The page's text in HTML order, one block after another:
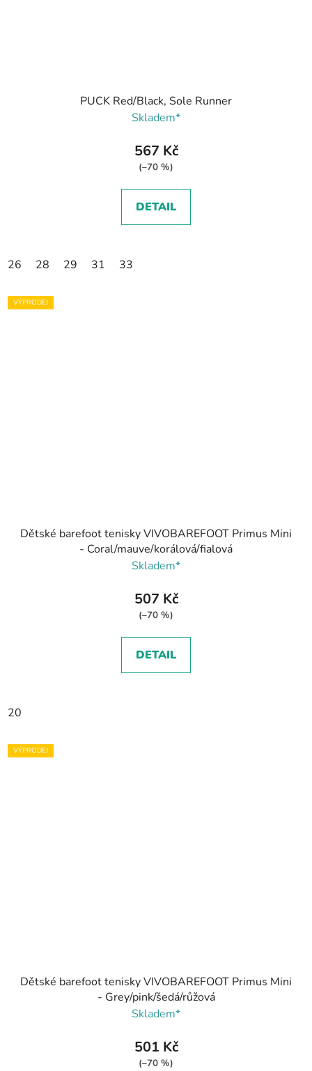
PUCK Red/Black, Sole Runner
Skladem*
567 Kč
(–70 %)
DETAIL
26 28 29 31 33
VÝPRODEJ
Dětské barefoot tenisky VIVOBAREFOOT Primus Mini
- Coral/mauve/korálová/fialová
Skladem*
507 Kč
(–70 %)
DETAIL
20
VÝPRODEJ
Dětské barefoot tenisky VIVOBAREFOOT Primus Mini
- Grey/pink/šedá/růžová
Skladem*
501 Kč
(–70 %)